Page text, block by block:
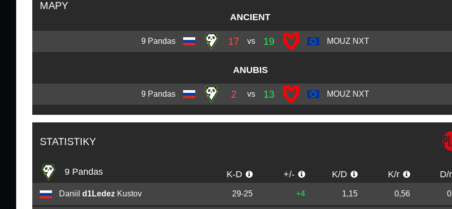
MAPY
ANCIENT
9 Pandas 17 vs 19 MOUZ NXT
ANUBIS
9 Pandas 2 vs 13 MOUZ NXT
STATISTIKY
9 Pandas K-D +/- K/D K/r
Daniil d1Ledez Kustov 29-25 +4 1,15 0,56